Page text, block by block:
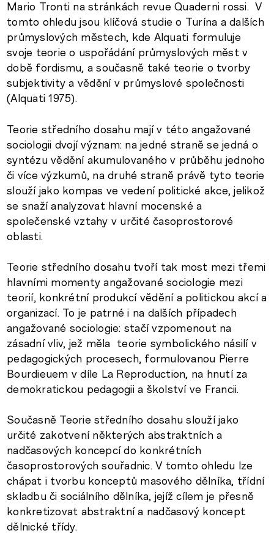
Mario Tronti na stránkách revue Quaderni rossi. V
tomto ohledu jsou klíčová studie o Turína a dalších
průmyslových městech, kde Alquati formuluje
svoje teorie o uspořádání průmyslových měst v
době fordismu, a současně také teorie o tvorby
subjektivity a vědění v průmyslové společnosti
(Alquati 1975).
Teorie středního dosahu mají v této angažované
sociologii dvojí význam: na jedné straně se jedná o
syntézu vědění akumulovaného v průběhu jednoho
či více výzkumů, na druhé straně právě tyto teorie
slouží jako kompas ve vedení politické akce, jelikož
se snaží analyzovat hlavní mocenské a
společenské vztahy v určité časoprostorové
oblasti.
Teorie středního dosahu tvoří tak most mezi třemi
hlavními momenty angažované sociologie mezi
teorií, konkrétní produkcí vědění a politickou akcí a
organizací. To je patrné i na dalších případech
angažované sociologie: stačí vzpomenout na
zásadní vliv, jež měla teorie symbolického násilí v
pedagogických procesech, formulovanou Pierre
Bourdieuem v díle La Reproduction, na hnutí za
demokratickou pedagogii a školství ve Francii.
Současně Teorie středního dosahu slouží jako
určité zakotvení některých abstraktních a
nadčasových koncepcí do konkrétních
časoprostorových souřadnic. V tomto ohledu lze
chápat i tvorbu konceptů masového dělníka, třídní
skladbu či sociálního dělníka, jejíž cílem je přesně
konkretizovat abstraktní a nadčasový koncept
dělnické třídy.